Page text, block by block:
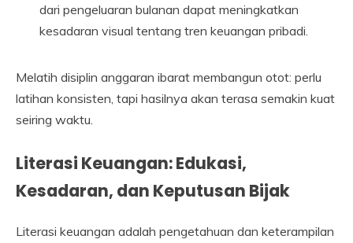
dari pengeluaran bulanan dapat meningkatkan
kesadaran visual tentang tren keuangan pribadi.
Melatih disiplin anggaran ibarat membangun otot: perlu
latihan konsisten, tapi hasilnya akan terasa semakin kuat
seiring waktu.
Literasi Keuangan: Edukasi,
Kesadaran, dan Keputusan Bijak
Literasi keuangan adalah pengetahuan dan keterampilan